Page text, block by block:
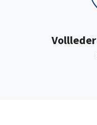
Vollleder